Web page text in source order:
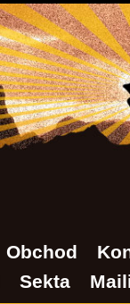
Obchod
Sekta